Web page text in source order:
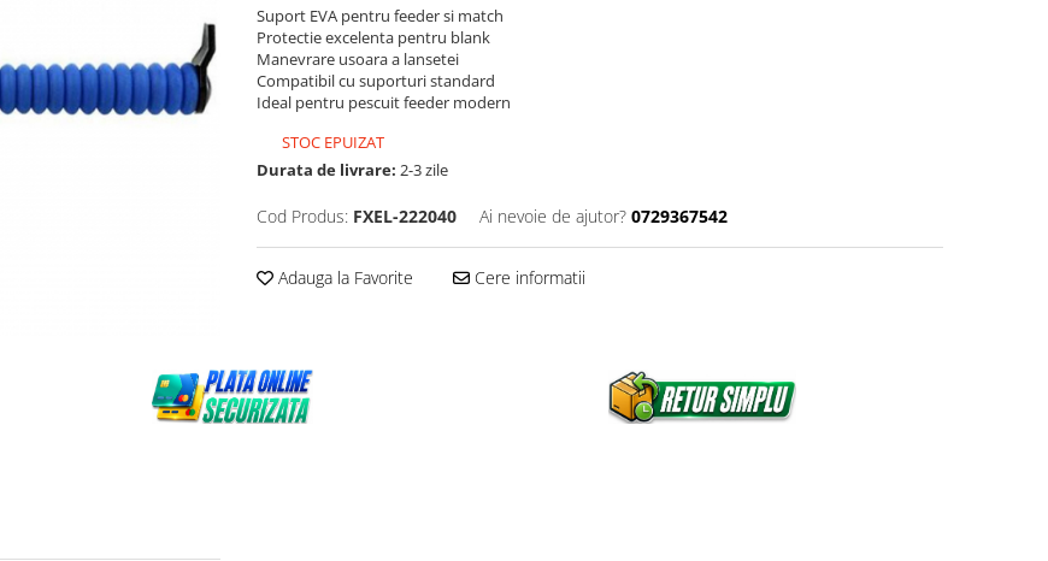
Suport EVA pentru feeder si match
Protectie excelenta pentru blank
Manevrare usoara a lansetei
Compatibil cu suporturi standard
Ideal pentru pescuit feeder modern
STOC EPUIZAT
Durata de livrare: 2-3 zile
Cod Produs: FXEL-222040 Ai nevoie de ajutor? 0729367542
Adauga la Favorite Cere informatii